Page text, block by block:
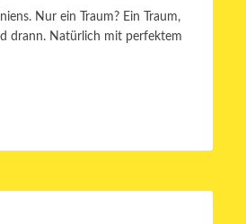
Nur ein Traum? Ein Traum,
drann. Natürlich mit perfektem